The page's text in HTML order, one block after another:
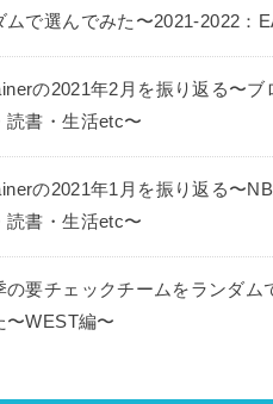
ムで選んでみた〜2021-2022：
の2021年2月を振り返る〜ブ
読書・生活etc〜
の2021年1月を振り返る〜
読書・生活etc〜
の要チェックチームをランダム
〜WEST編〜